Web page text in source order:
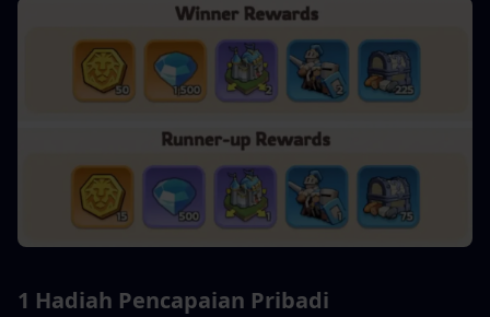
1 Hadiah Pencapaian Pribadi